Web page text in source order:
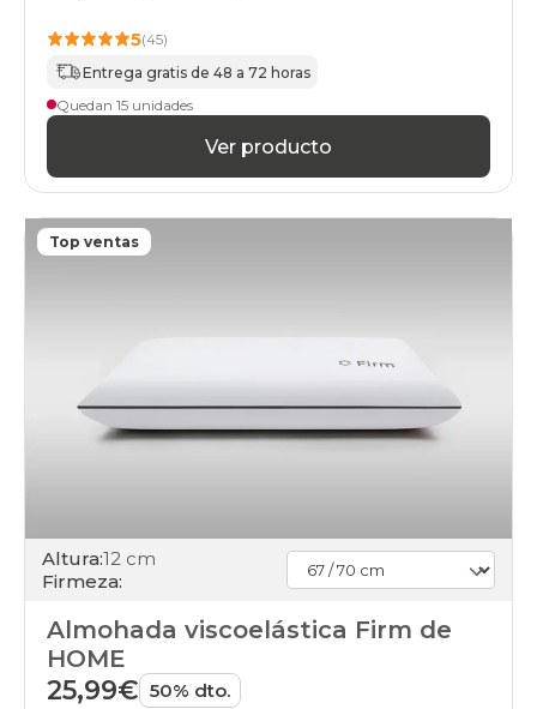
5(45)
Entrega gratis de 48 a 72 horas
Quedan 15 unidades
Ver producto
Top ventas
Altura:12 cm
Firmeza:
Almohada viscoelástica Firm de
HOME
25,99€ 50% dto.